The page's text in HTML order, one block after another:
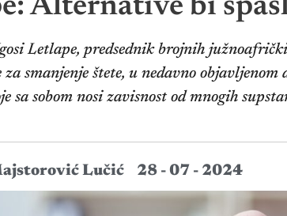
Alternative bi
Letlape, predsednik brojnih
smanjenje štete, u nedavno
sa sobom nosi zavisnost od mnogih
Lučić 28 - 07 - 2024